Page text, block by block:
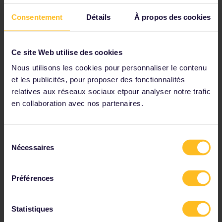
Consentement Détails À propos des cookies
Ce site Web utilise des cookies
Nous utilisons les cookies pour personnaliser le contenu
et les publicités, pour proposer des fonctionnalités
relatives aux réseaux sociaux etpour analyser notre trafic
en collaboration avec nos partenaires.
Nécessaires
Préférences
Statistiques
dans l'Est de l'Allemagne
VisitezBerlin
en hiver et vous aurez l'opportunité de
découvrir au moins 80 marchés de Noël, au-delà des